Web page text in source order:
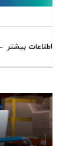
اطلاعات بیشتر